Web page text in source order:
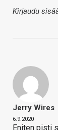
Kirjaudu
Jerry Wires
6.9.2020
Eniten pisti